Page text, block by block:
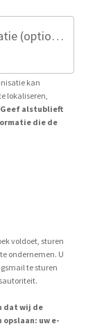
Aanvullende identificerende informatie (optioneel)
kan
lokaliseren,
Geef alstublieft
die de
voldoet, sturen
ondernemen. U
te sturen
dat wij de
uw e-